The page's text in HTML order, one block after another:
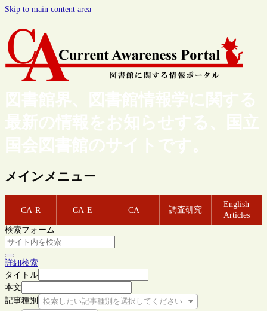
Skip to main content area
図書館界、図書館情報学に関する
最新の情報をお知らせする、国立
国会図書館のサイトです。
メインメニュー
CA-R CA-E CA 調査研究
English
Articles
検索フォーム
詳細検索
タイトル
本文
記事種別
検索したい記事種別を選択してください